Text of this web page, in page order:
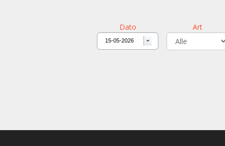
Dato Art